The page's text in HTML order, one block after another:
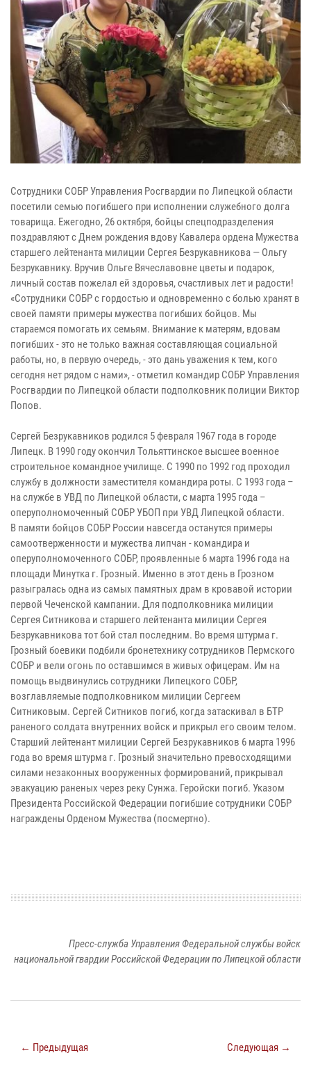
Сотрудники СОБР Управления Росгвардии по Липецкой области
посетили семью погибшего при исполнении служебного долга
товарища. Ежегодно, 26 октября, бойцы спецподразделения
поздравляют с Днем рождения вдову Кавалера ордена Мужества
старшего лейтенанта милиции Сергея Безрукавникова — Ольгу
Безрукавнику. Вручив Ольге Вячеславовне цветы и подарок,
личный состав пожелал ей здоровья, счастливых лет и радости!
«Сотрудники СОБР с гордостью и одновременно с болью хранят в
своей памяти примеры мужества погибших бойцов. Мы
стараемся помогать их семьям. Внимание к матерям, вдовам
погибших - это не только важная составляющая социальной
работы, но, в первую очередь, - это дань уважения к тем, кого
сегодня нет рядом с нами», - отметил командир СОБР Управления
Росгвардии по Липецкой области подполковник полиции Виктор
Попов.
Сергей Безрукавников родился 5 февраля 1967 года в городе
Липецк. В 1990 году окончил Тольяттинское высшее военное
строительное командное училище. С 1990 по 1992 год проходил
службу в должности заместителя командира роты. С 1993 года –
на службе в УВД по Липецкой области, с марта 1995 года –
оперуполномоченный СОБР УБОП при УВД Липецкой области.
В памяти бойцов СОБР России навсегда останутся примеры
самоотверженности и мужества липчан - командира и
оперуполномоченного СОБР, проявленные 6 марта 1996 года на
площади Минутка г. Грозный. Именно в этот день в Грозном
разыгралась одна из самых памятных драм в кровавой истории
первой Чеченской кампании. Для подполковника милиции
Сергея Ситникова и старшего лейтенанта милиции Сергея
Безрукавникова тот бой стал последним. Во время штурма г.
Грозный боевики подбили бронетехнику сотрудников Пермского
СОБР и вели огонь по оставшимся в живых офицерам. Им на
помощь выдвинулись сотрудники Липецкого СОБР,
возглавляемые подполковником милиции Сергеем
Ситниковым. Сергей Ситников погиб, когда затаскивал в БТР
раненого солдата внутренних войск и прикрыл его своим телом.
Старший лейтенант милиции Сергей Безрукавников 6 марта 1996
года во время штурма г. Грозный значительно превосходящими
силами незаконных вооруженных формирований, прикрывал
эвакуацию раненых через реку Сунжа. Геройски погиб. Указом
Президента Российской Федерации погибшие сотрудники СОБР
награждены Орденом Мужества (посмертно).
Пресс-служба Управления Федеральной службы войск
национальной гвардии Российской Федерации по Липецкой области
← Предыдущая Следующая →